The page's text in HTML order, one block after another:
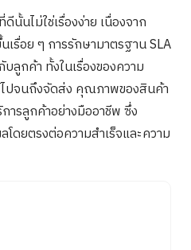
นั้นไม่ใช่เรื่องง่าย เนื่องจาก
รื่อย ๆ การรักษามาตรฐาน SLA
ลูกค้า ทั้งในเรื่องของความ
ไปจนถึงจัดส่ง คุณภาพของสินค้า
ารลูกค้าอย่างมืออาชีพ ซึ่ง
ดยตรงต่อความสำเร็จและความ